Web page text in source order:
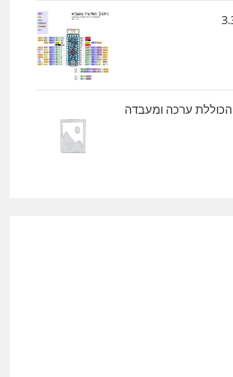
קורס ארדואינו – ROXER L1 הכוללת ערכה ומעבדה